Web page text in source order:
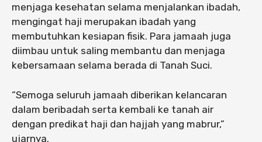
menjaga kesehatan selama menjalankan ibadah,
mengingat haji merupakan ibadah yang
membutuhkan kesiapan fisik. Para jamaah juga
diimbau untuk saling membantu dan menjaga
kebersamaan selama berada di Tanah Suci.
“Semoga seluruh jamaah diberikan kelancaran
dalam beribadah serta kembali ke tanah air
dengan predikat haji dan hajjah yang mabrur,”
ujarnya.